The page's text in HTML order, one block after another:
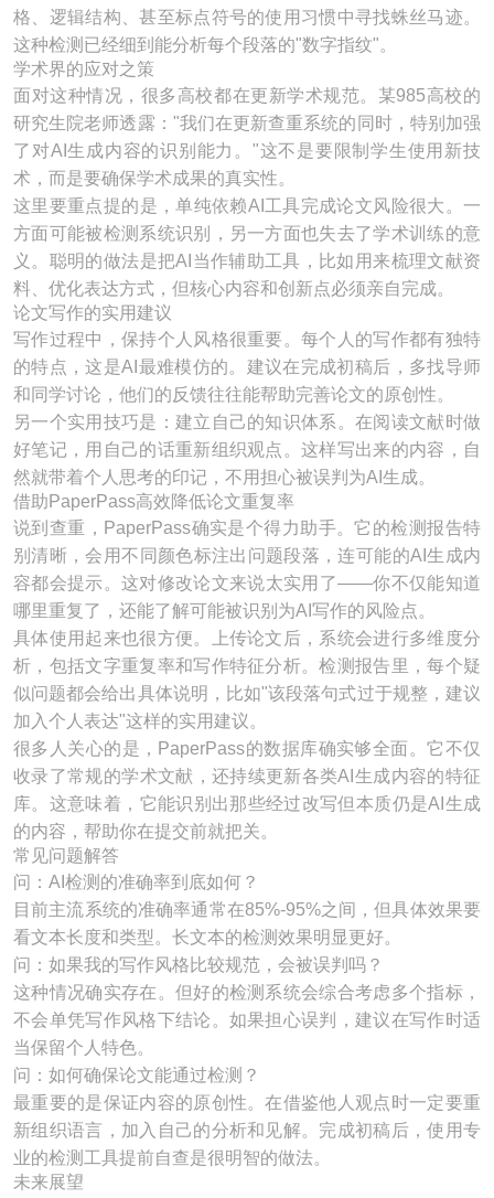
格、逻辑结构、甚至标点符号的使用习惯中寻找蛛丝马迹。
这种检测已经细到能分析每个段落的"数字指纹"。
学术界的应对之策
面对这种情况，很多高校都在更新学术规范。某985高校的
研究生院老师透露："我们在更新查重系统的同时，特别加强
了对AI生成内容的识别能力。"这不是要限制学生使用新技
术，而是要确保学术成果的真实性。
这里要重点提的是，单纯依赖AI工具完成论文风险很大。一
方面可能被检测系统识别，另一方面也失去了学术训练的意
义。聪明的做法是把AI当作辅助工具，比如用来梳理文献资
料、优化表达方式，但核心内容和创新点必须亲自完成。
论文写作的实用建议
写作过程中，保持个人风格很重要。每个人的写作都有独特
的特点，这是AI最难模仿的。建议在完成初稿后，多找导师
和同学讨论，他们的反馈往往能帮助完善论文的原创性。
另一个实用技巧是：建立自己的知识体系。在阅读文献时做
好笔记，用自己的话重新组织观点。这样写出来的内容，自
然就带着个人思考的印记，不用担心被误判为AI生成。
借助PaperPass高效降低论文重复率
说到查重，PaperPass确实是个得力助手。它的检测报告特
别清晰，会用不同颜色标注出问题段落，连可能的AI生成内
容都会提示。这对修改论文来说太实用了——你不仅能知道
哪里重复了，还能了解可能被识别为AI写作的风险点。
具体使用起来也很方便。上传论文后，系统会进行多维度分
析，包括文字重复率和写作特征分析。检测报告里，每个疑
似问题都会给出具体说明，比如"该段落句式过于规整，建议
加入个人表达"这样的实用建议。
很多人关心的是，PaperPass的数据库确实够全面。它不仅
收录了常规的学术文献，还持续更新各类AI生成内容的特征
库。这意味着，它能识别出那些经过改写但本质仍是AI生成
的内容，帮助你在提交前就把关。
常见问题解答
问：AI检测的准确率到底如何？
目前主流系统的准确率通常在85%-95%之间，但具体效果要
看文本长度和类型。长文本的检测效果明显更好。
问：如果我的写作风格比较规范，会被误判吗？
这种情况确实存在。但好的检测系统会综合考虑多个指标，
不会单凭写作风格下结论。如果担心误判，建议在写作时适
当保留个人特色。
问：如何确保论文能通过检测？
最重要的是保证内容的原创性。在借鉴他人观点时一定要重
新组织语言，加入自己的分析和见解。完成初稿后，使用专
业的检测工具提前自查是很明智的做法。
未来展望